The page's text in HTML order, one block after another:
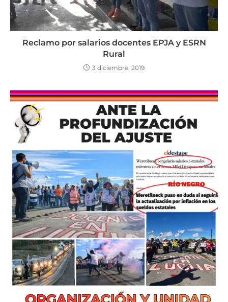
Reclamo por salarios docentes EPJA y ESRN
Rural
3 diciembre, 2019